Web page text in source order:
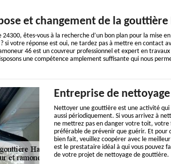
et changement de la gouttière
êtes-vous à la recherche d’un bon plan pour la mise
si votre réponse est oui, ne tardez pas à mettre en contact
46 est un couvreur professionnel et expert en
une compétence amplement suffisante qui nous
Entreprise de
Nettoyer une gouttière est une activité
aussi périodiquement. Si vous arrivez à
ne mettrez pas en danger votre toit,
préférable de prévenir que guérir. Et
bien fait, veuillez coopérer avec le
est le prestataire idéal à qui vous pouvez
de votre projet de nettoyage de gouttière.